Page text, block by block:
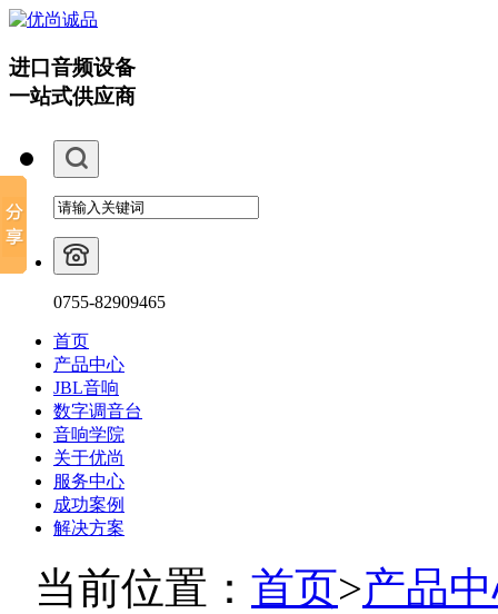
进口音频设备
一站式供应商
0755-82909465
首页
产品中心
JBL音响
数字调音台
音响学院
关于优尚
服务中心
成功案例
解决方案
当前位置： 首页>产品